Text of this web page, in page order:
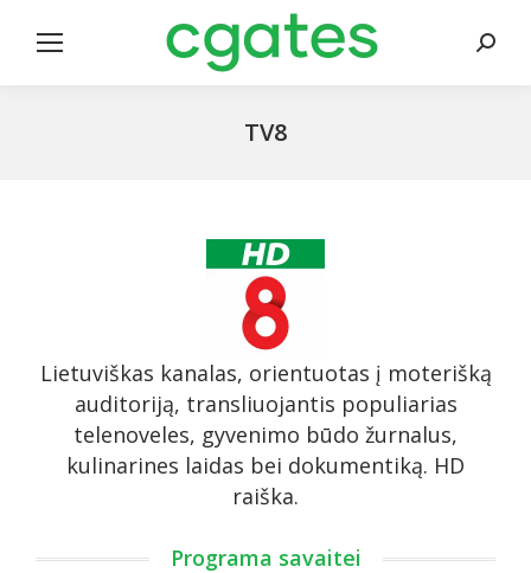
Search:
TV8
Lietuviškas kanalas, orientuotas į moterišką
auditoriją, transliuojantis populiarias
telenoveles, gyvenimo būdo žurnalus,
kulinarines laidas bei dokumentiką. HD
raiška.
Programa savaitei